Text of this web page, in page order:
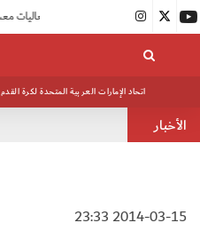
اتحاد الإمارات العربية المتحدة لكرة القدم
الأخبار
2014-03-15 23:33